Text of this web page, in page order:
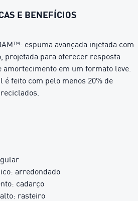
E BENEFÍCIOS
espuma avançada injetada com
projetada para oferecer resposta
amortecimento em um formato leve.
é feito com pelo menos 20% de
arredondado
cadarço
rasteiro